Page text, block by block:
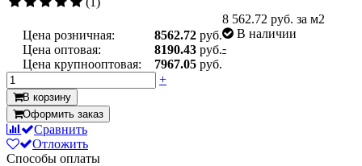
Цена розничная: 8562.72 руб.
Цена оптовая:
8190.43 руб.
Цена крупнооптовая:
7967.05 руб.
8 562.72 руб. за м2
В наличии
-
+
В корзину
Оформить заказ
Сравнить
Отложить
Способы оплаты